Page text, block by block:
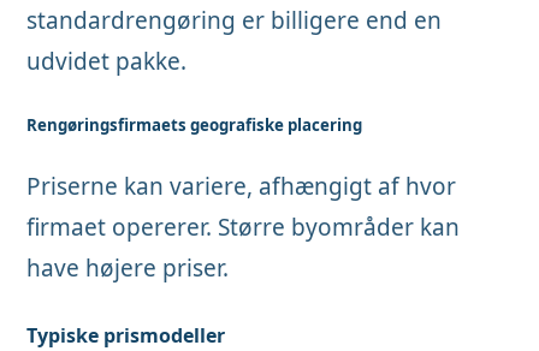
standardrengøring er billigere end en
udvidet pakke.
Rengøringsfirmaets geografiske placering
Priserne kan variere, afhængigt af hvor
firmaet opererer. Større byområder kan
have højere priser.
Typiske prismodeller